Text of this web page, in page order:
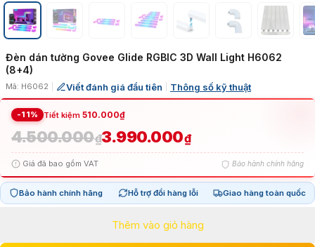
Đèn dán tường Govee Glide RGBIC 3D Wall Light H6062
(8+4)
Mã: H6062 Viết đánh giá đầu tiên Thông số kỹ thuật
-11% Tiết kiệm510.000₫
4.500.000₫
Giá
gốc
là:
4.500.000₫.
3.990.000₫
Giá
hiện
tại
Giá đã bao gồm VAT Bảo hành chính hãng
Bảo hành chính hãng Hỗ trợ đổi hàng lỗi Giao hàng toàn quốc
Thêm vào giỏ hàng